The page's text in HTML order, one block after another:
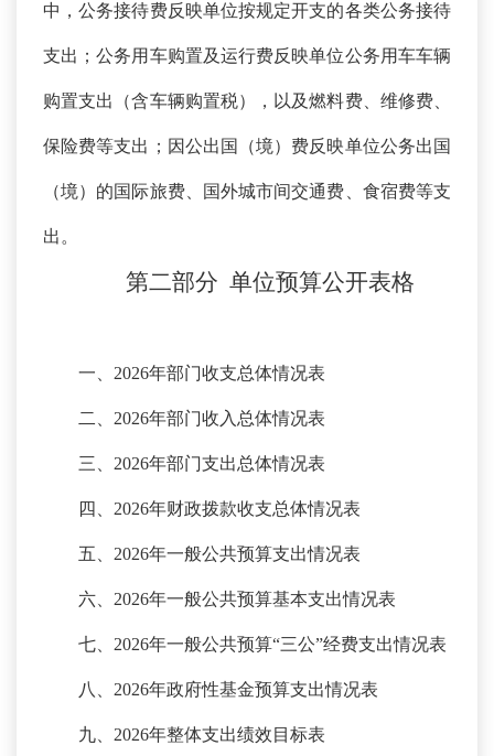
中，公务接待费反映单位按规定开支的各类公务接待
支出；公务用车购置及运行费反映单位公务用车车辆
购置支出（含车辆购置税），以及燃料费、维修费、
保险费等支出；因公出国（境）费反映单位公务出国
（境）的国际旅费、国外城市间交通费、食宿费等支
出。
第二部分 单位预算公开表格
一、 2026年部门收支总体情况表
二、 2026年部门收入总体情况表
三、 2026年部门支出总体情况表
四、 2026年财政拨款收支总体情况表
五、 2026年一般公共预算支出情况表
六、 2026年一般公共预算基本支出情况表
七、 2026年一般公共预算“三公”经费支出情况表
八、 2026年政府性基金预算支出情况表
九、 2026年整体支出绩效目标表